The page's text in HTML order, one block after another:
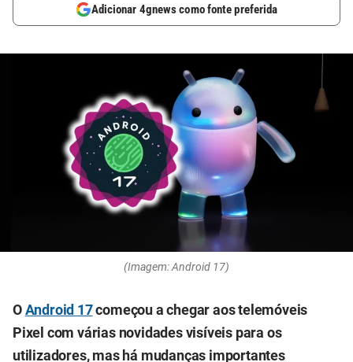
Adicionar 4gnews como fonte preferida
(Imagem: Android 17)
O Android 17começou a chegar aos telemóveis
Pixel com várias novidades visíveis para os
utilizadores, mas há mudanças importantes